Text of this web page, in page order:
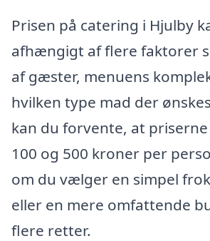
Prisen på catering i Hjulby
afhængigt af flere faktorer
af gæster, menuens
hvilken type mad der
kan du forvente, at
100 og 500 kroner per
om du vælger en simpel
eller en mere omfattende
flere retter.